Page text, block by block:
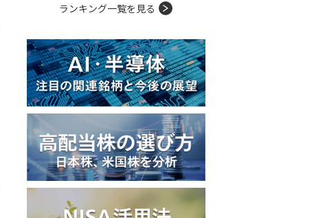
ランキング一覧を見る